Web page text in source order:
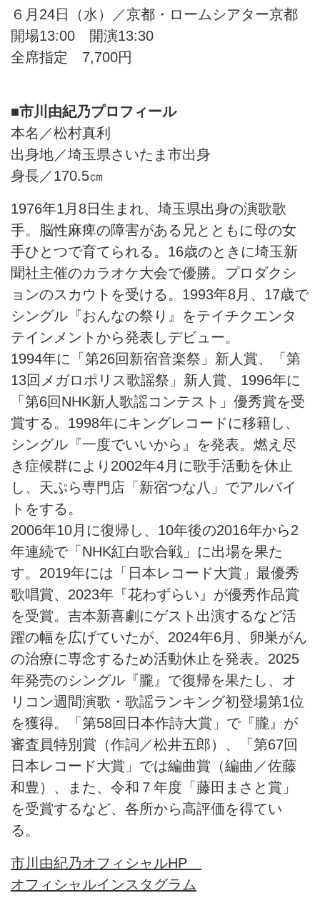
６月24日（水）／京都・ロームシアター京都
開場13:00 開演13:30
全席指定 7,700円
■市川由紀乃プロフィール
本名／松村真利
出身地／埼玉県さいたま市出身
身長／170.5㎝
1976年1月8日生まれ、埼玉県出身の演歌歌
手。脳性麻痺の障害がある兄とともに母の女
手ひとつで育てられる。16歳のときに埼玉新
聞社主催のカラオケ大会で優勝。プロダクシ
ョンのスカウトを受ける。1993年8月、17歳で
シングル『おんなの祭り』をテイチクエンタ
テインメントから発表しデビュー。
1994年に「第26回新宿音楽祭」新人賞、「第
13回メガロポリス歌謡祭」新人賞、1996年に
「第6回NHK新人歌謡コンテスト」優秀賞を受
賞する。1998年にキングレコードに移籍し、
シングル『一度でいいから』を発表。燃え尽
き症候群により2002年4月に歌手活動を休止
し、天ぷら専門店「新宿つな八」でアルバイ
トをする。
2006年10月に復帰し、10年後の2016年から2
年連続で「NHK紅白歌合戦」に出場を果た
す。2019年には「日本レコード大賞」最優秀
歌唱賞、2023年『花わずらい』が優秀作品賞
を受賞。吉本新喜劇にゲスト出演するなど活
躍の幅を広げていたが、2024年6月、卵巣がん
の治療に専念するため活動休止を発表。2025
年発売のシングル『朧』で復帰を果たし、オ
リコン週間演歌・歌謡ランキング初登場第1位
を獲得。「第58回日本作詩大賞」で『朧』が
審査員特別賞（作詞／松井五郎）、「第67回
日本レコード大賞」では編曲賞（編曲／佐藤
和豊）、また、令和７年度「藤田まさと賞」
を受賞するなど、各所から高評価を得てい
る。
市川由紀乃オフィシャルHP
オフィシャルインスタグラム